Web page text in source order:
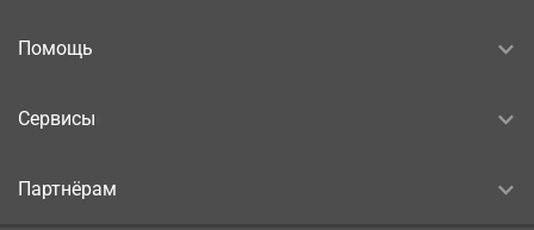
Помощь
Сервисы
Партнёрам